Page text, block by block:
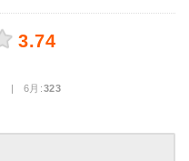
3.74
| 6月:323